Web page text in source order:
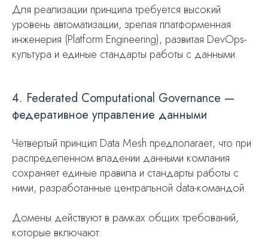
Для реализации принципа требуется высокий
уровень автоматизации, зрелая платформенная
инженерия (Platform Engineering), развитая DevOps-
культура и единые стандарты работы с данными.
4. Federated Computational Governance —
федеративное управление данными
Четвертый принцип Data Mesh предполагает, что при
распределенном владении данными компания
сохраняет единые правила и стандарты работы с
ними, разработанные центральной data-командой.
Домены действуют в рамках общих требований,
которые включают: